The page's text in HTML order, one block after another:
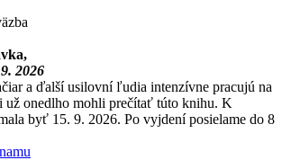
2026
a ďalší usilovní ľudia intenzívne pracujú na
už onedlho mohli prečítať túto knihu. K
byť 15. 9. 2026. Po vyjdení posielame do 8